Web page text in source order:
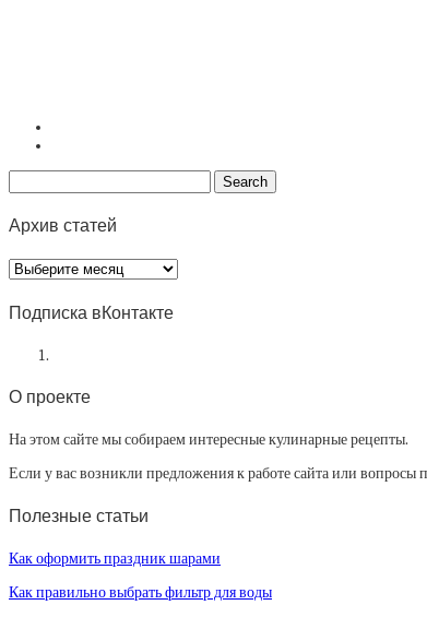
Архив статей
Архив
статей
Подписка вКонтакте
О проекте
На этом сайте мы собираем интересные кулинарные рецепты.
Если у вас возникли предложения к работе сайта или
Полезные статьи
Как оформить праздник шарами
Как правильно выбрать фильтр для воды